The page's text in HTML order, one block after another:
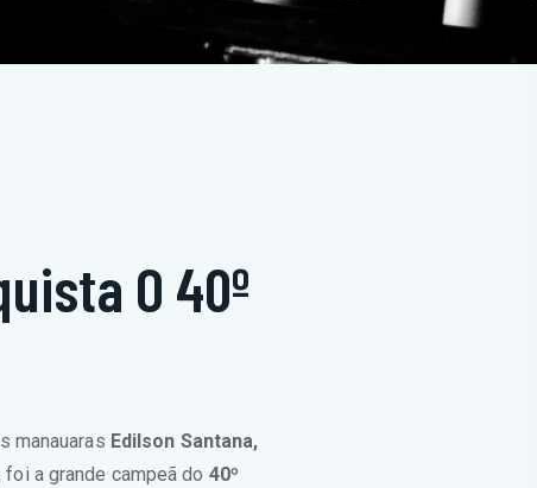
O 40º
manauaras Edilson Santana,
foi a grande campeã do 40º